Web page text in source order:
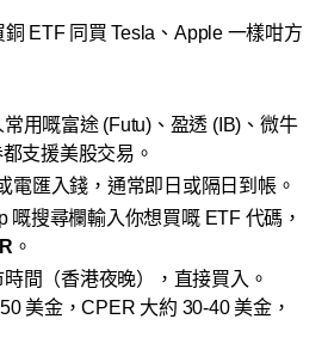
ETF 同買 Tesla、Apple 一樣咁方
用嘅富途 (Futu)、盈透 (IB)、微牛
支援美股交易。
電匯入錢，通常即日或隔日到帳。
嘅搜尋欄輸入你想買嘅 ETF 代碼，
。
時間（香港夜晚），直接買入。
美金，CPER 大約 30-40 美金，